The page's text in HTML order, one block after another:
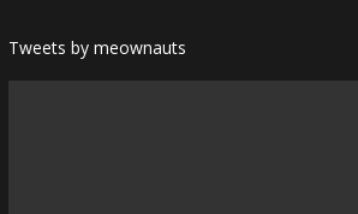
Tweets by meownauts